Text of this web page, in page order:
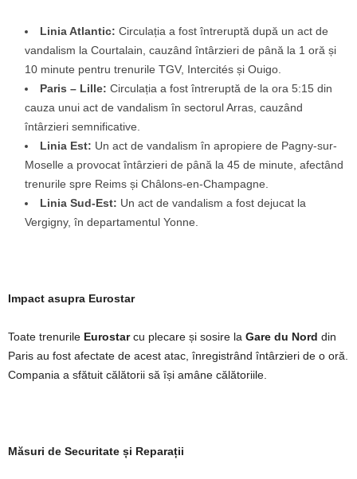
Linia Atlantic: Circulația a fost întreruptă după un act de
vandalism la Courtalain, cauzând întârzieri de până la 1 oră și
10 minute pentru trenurile TGV, Intercités și Ouigo.
Paris – Lille: Circulația a fost întreruptă de la ora 5:15 din
cauza unui act de vandalism în sectorul Arras, cauzând
întârzieri semnificative.
Linia Est: Un act de vandalism în apropiere de Pagny-sur-
Moselle a provocat întârzieri de până la 45 de minute, afectând
trenurile spre Reims și Châlons-en-Champagne.
Linia Sud-Est: Un act de vandalism a fost dejucat la
Vergigny, în departamentul Yonne.
Impact asupra Eurostar
Toate trenurile Eurostarcu plecare și sosire la Gare du Nord din
Paris au fost afectate de acest atac, înregistrând întârzieri de o oră.
Compania a sfătuit călătorii să își amâne călătoriile.
Măsuri de Securitate și Reparații